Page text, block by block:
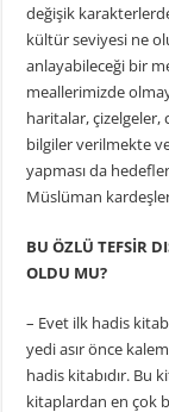
değişik
kültür seviyesi ne
anlayabileceği bir
meallerimizde
haritalar, çizelgeler,
bilgiler verilmekte
yapması da
Müslüman
BU ÖZLÜ TEFSİR
OLDU MU?
– Evet ilk hadis
yedi asır önce
hadis kitabıdır. Bu
kitaplardan en çok